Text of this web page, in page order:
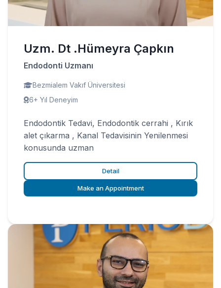
Uzm. Dt .Hümeyra Çapkın
Endodonti Uzmanı
Bezmialem Vakıf Üniversitesi
6+ Yıl Deneyim
Endodontik Tedavi, Endodontik cerrahi , Kırık
alet çıkarma , Kanal Tedavisinin Yenilenmesi
konusunda uzman
Detail
Make an Appointment